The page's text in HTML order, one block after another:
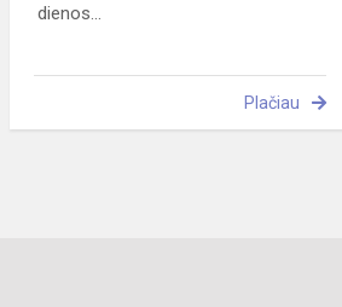
dienos...
Plačiau